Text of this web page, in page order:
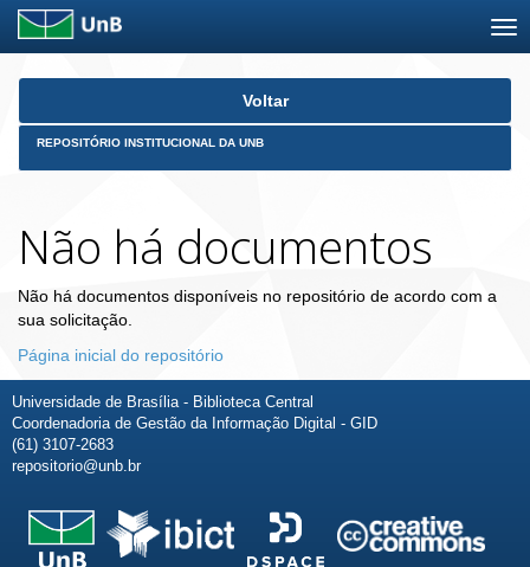
Skip
Voltar
REPOSITÓRIO INSTITUCIONAL DA UNB
Não há documentos
Não há documentos disponíveis no repositório de acordo com a
sua solicitação.
Página inicial do repositório
Universidade de Brasília - Biblioteca Central
Coordenadoria de Gestão da Informação Digital - GID
(61) 3107-2683
repositorio@unb.br